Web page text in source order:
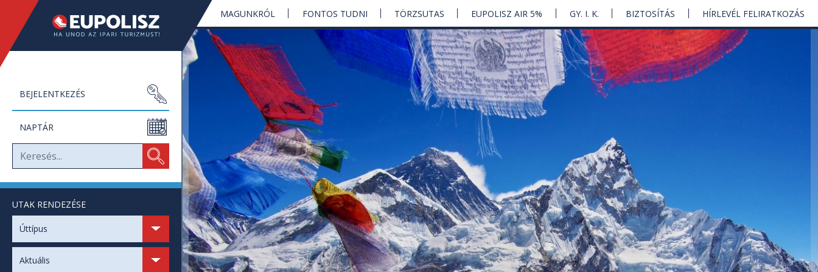
BEJELENTKEZÉS
NAPTÁR
UTAK RENDEZÉSE
Úttípus
Aktuális
MAGUNKRÓL FONTOS TUDNI TÖRZSUTAS EUPOLISZ AIR 5% GY. I. K. BIZTOSÍTÁS HÍRLEVÉL FELIRATKOZÁS